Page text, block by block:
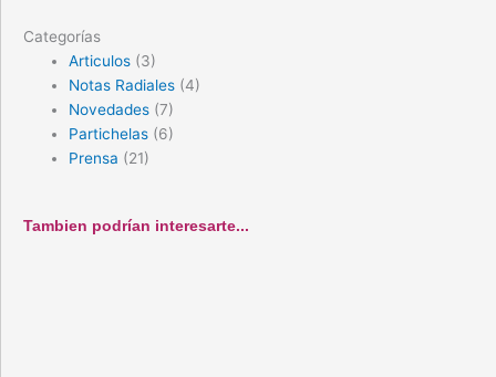
Categorías
Articulos (3)
Notas Radiales (4)
Novedades (7)
Partichelas (6)
Prensa (21)
Tambien podrían interesarte...